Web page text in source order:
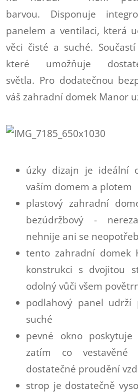
barvou. Disponuje
panelem a ventilaci, která
věci čisté a suché.
které umožňuje
světla. Pro dodatečnou
váš zahradní domek Manor
úzky dizajn je ideální
vaším domem a plotem
plastový zahradní
bezúdržbový -
nehnije ani se
tento zahradní domek
konstrukci s dvojitou
odolný vůči všem
podlahový panel udrží
suché
pevné okno poskytuje
zatím co vestavěné
dostatečné proudění
strop je dostatečně